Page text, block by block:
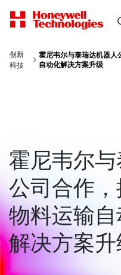
创新
科技
霍尼韦尔与泰瑞达机器人
自动化解决方案升级
霍尼韦尔
公司合作
物料运输
解决方案升